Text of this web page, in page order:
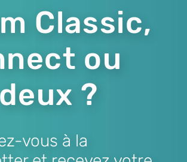
Classic,
ou
?
vous à la